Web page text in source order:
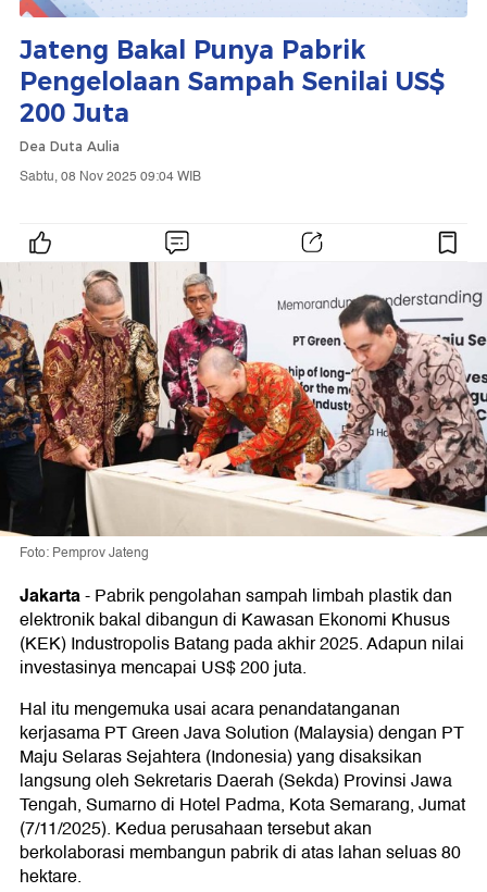
Jateng Bakal Punya Pabrik
Pengelolaan Sampah Senilai US$
200 Juta
Dea Duta Aulia
Sabtu, 08 Nov 2025 09:04 WIB
Foto: Pemprov Jateng
Jakarta-Pabrik pengolahan sampah limbah plastik dan
elektronik bakal dibangun di Kawasan Ekonomi Khusus
(KEK) Industropolis Batang pada akhir 2025. Adapun nilai
investasinya mencapai US$ 200 juta.
Hal itu mengemuka usai acara penandatanganan
kerjasama PT Green Java Solution (Malaysia) dengan PT
Maju Selaras Sejahtera (Indonesia) yang disaksikan
langsung oleh Sekretaris Daerah (Sekda) Provinsi Jawa
Tengah, Sumarno di Hotel Padma, Kota Semarang, Jumat
(7/11/2025). Kedua perusahaan tersebut akan
berkolaborasi membangun pabrik di atas lahan seluas 80
hektare.